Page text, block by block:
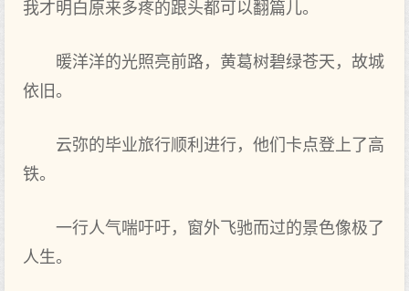
我才明白原来多疼的跟头都可以翻篇儿。
暖洋洋的光照亮前路，黄葛树碧绿苍天，故城
依旧。
云弥的毕业旅行顺利进行，他们卡点登上了高
铁。
一行人气喘吁吁，窗外飞驰而过的景色像极了
人生。